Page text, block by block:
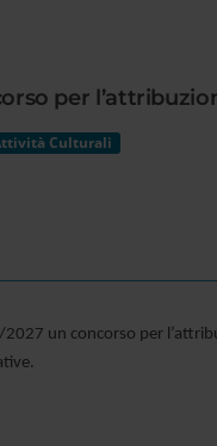
per
Culturali
2027 un concorso per